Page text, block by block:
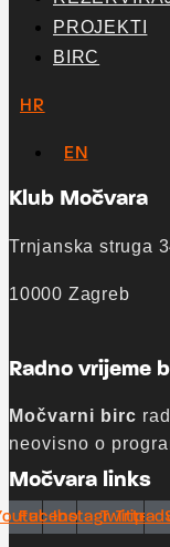
PROJEKTI
BIRC
HR
EN
Klub Močvara
Trnjanska struga
10000 Zagreb
Radno vrijeme
Močvarni birc
neovisno o
Močvara links
Facebook
Instagram
Twitter